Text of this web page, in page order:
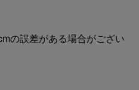
の誤差がある場合がござい